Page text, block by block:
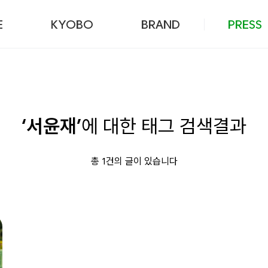
KYOBO BRAND PRESS
‘서윤재’에 대한 태그 검색결과
총 1건의 글이 있습니다